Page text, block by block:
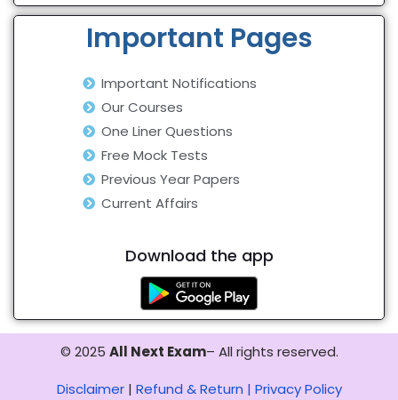
Important Pages
Important Notifications
Our Courses
One Liner Questions
Free Mock Tests
Previous Year Papers
Current Affairs
Download the app
© 2025 All Next Exam– All rights reserved.
Disclaimer| Refund & Return | Privacy Policy